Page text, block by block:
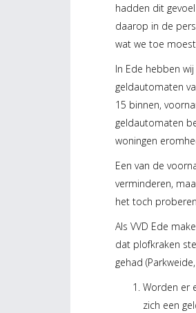
hadden dit
daarop in de
wat we toe
In Ede hebben
geldautomaten
15 binnen,
geldautomaten
woningen
Een van de
verminderen,
het toch
Als VVD Ede
dat plofkraken
gehad (Parkweide,
Worden er
zich een